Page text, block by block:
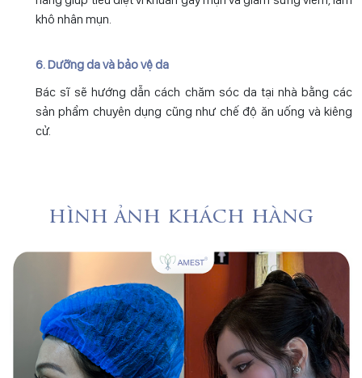
khô nhân mụn.
6. Dưỡng da và bảo vệ da
Bác sĩ sẽ hướng dẫn cách chăm sóc da tại nhà bằng các
sản phẩm chuyên dụng cũng như chế độ ăn uống và kiêng
cử.
hình ảnh khách hàng